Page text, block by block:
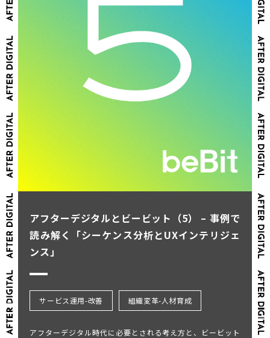
アフターデジタルとビービット（5） – 事例で
読み解く「シーケンス分析とUXインテリジェ
ンス」
サービス運用-改善 組織変革-人材育成
アフターデジタル時代に必要とされる考え方と、ビービット